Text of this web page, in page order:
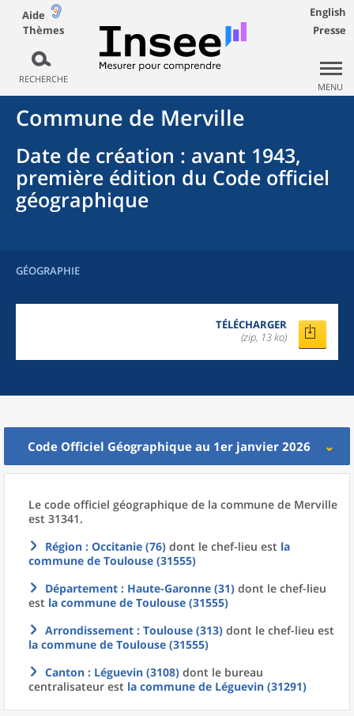
Aide
Thèmes
RECHERCHE
English
Presse
MENU
Commune de Merville
Date de création : avant 1943,
première édition du Code officiel
géographique
GÉOGRAPHIE
TÉLÉCHARGER
(zip, 13 ko)
Code Officiel Géographique au 1er janvier 2026
Le code officiel géographique de la commune de Merville
est 31341.
Région : Occitanie (76) dont le chef-lieu est la
commune de Toulouse (31555)
Département : Haute-Garonne (31) dont le chef-lieu
est la commune de Toulouse (31555)
Arrondissement : Toulouse (313) dont le chef-lieu est
la commune de Toulouse (31555)
Canton : Léguevin (3108) dont le bureau
centralisateur est la commune de Léguevin (31291)